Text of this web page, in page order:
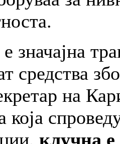
значајна
средства
на
која
клучна е